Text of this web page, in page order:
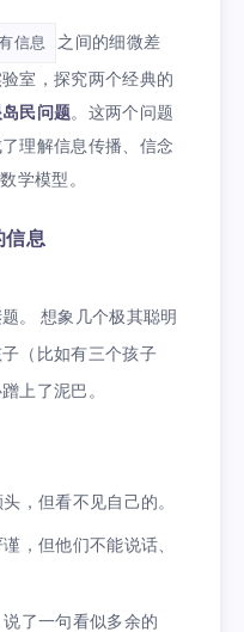
信息
之间的细微差
室，探究两个经典的
民问题。这两个问题
理解信息传播、信念
学模型。
信息
。 想象几个极其聪明
（比如有三个孩子
上了泥巴。
，但看不见自己的。
，但他们不能说话、
了一句看似多余的